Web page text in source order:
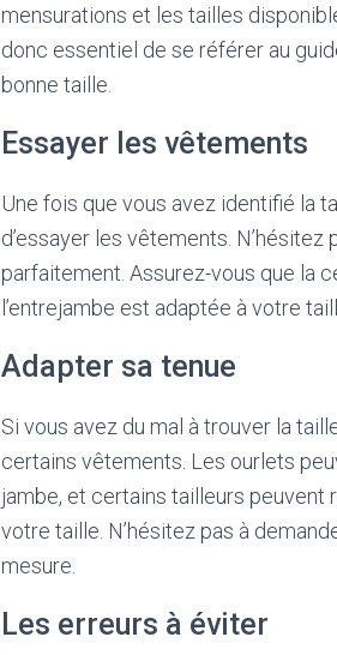
mensurations et les tailles
donc essentiel de se référer au
bonne taille.
Essayer les vêtements
Une fois que vous avez identifié la
d’essayer les vêtements. N’hésitez
parfaitement. Assurez-vous que la
l’entrejambe est adaptée à votre
Adapter sa tenue
Si vous avez du mal à trouver la
certains vêtements. Les ourlets
jambe, et certains tailleurs peuvent
votre taille. N’hésitez pas à
mesure.
Les erreurs à éviter